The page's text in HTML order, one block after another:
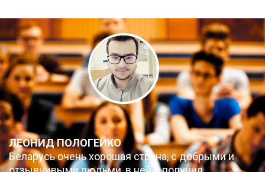
ЛЕОНИД ПОЛОГЕЙКО
Беларусь очень хорошая страна, с добрыми и